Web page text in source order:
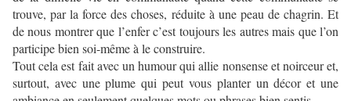
trouve, par la force des choses, réduite à une peau de chagrin. Et
de nous montrer que l’enfer c’est toujours les autres mais que l’on
participe bien soi-même à le construire.
Tout cela est fait avec un humour qui allie nonsense et noirceur et,
surtout, avec une plume qui peut vous planter un décor et une